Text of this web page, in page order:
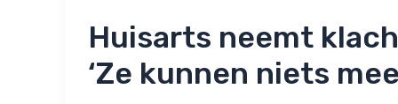
Huisarts neemt
‘Ze kunnen niets